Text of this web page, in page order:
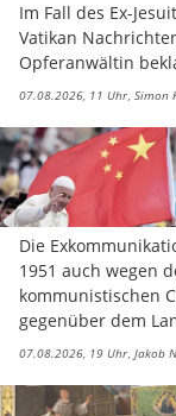
Im Fall des Ex-
Vatikan
Opferanwältin
07.08.2026, 11 Uhr Simon
Die
1951 auch wegen
kommunistischen
gegenüber dem
07.08.2026, 19 Uhr Jakob